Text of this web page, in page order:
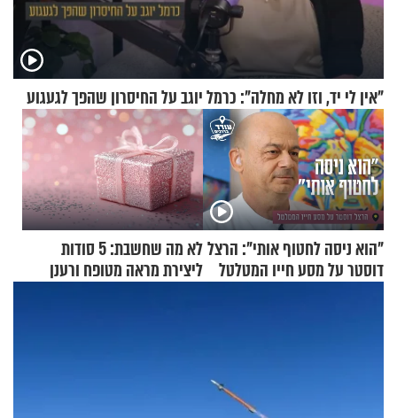
"אין לי יד, וזו לא מחלה": כרמל יוגב על החיסרון שהפך לגעגוע
"הוא ניסה לחטוף אותי": הרצל
דוסטר על מסע חייו המטלטל
לא מה שחשבת: 5 סודות
ליצירת מראה מטופח ורענן